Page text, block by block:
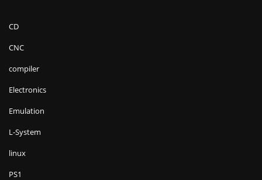
CD
CNC
compiler
Electronics
Emulation
L-System
linux
PS1